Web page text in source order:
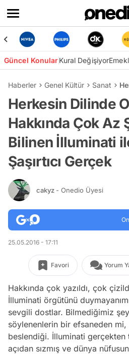
Güncel KonularKural Değişiyor
Haberler Genel Kültür Sanat
Herkesin Dilinde
Hakkında Çok Az
Bilinen İlluminati
Şaşırtıcı Gerçek
cakyz - Onedio Üyesi
25.05.2016 - 17:11
Favori Yorum
Hakkında çok yazıldı, çok
İlluminati örgütünü
sevgili dostlar. Bilmediğimiz
söylenenlerin bir efsaneden
beslendiği. İlluminati
açıdan sızmış ve dünya